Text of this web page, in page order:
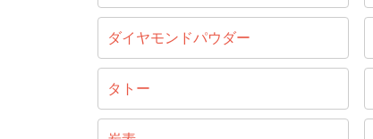
ダイヤモンドパウダー
タトー